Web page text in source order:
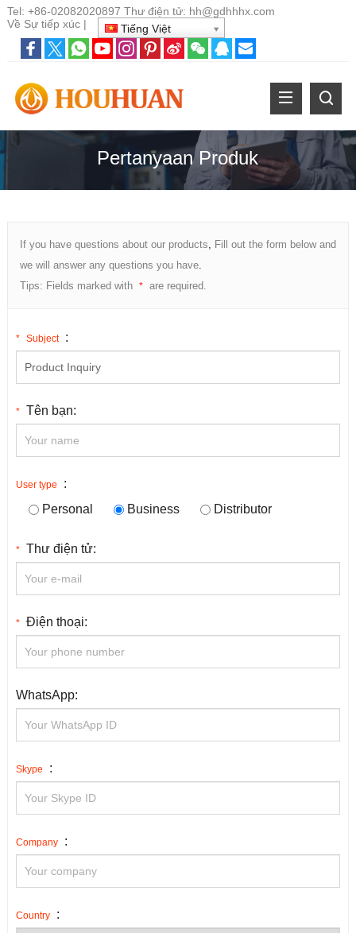
Tel: +86-02082020897 Thư điện tử: hh@gdhhhx.com
Về Sự tiếp xúc| Tiếng Việt
Pertanyaan Produk
If you have questions about our products
Fill out the form below and
we will answer any questions you have.
Tips: Fields marked with * are required.
* Subject :
* Tên bạn:
User type
:
Personal
Business Distributor
* Thư điện tử:
* Điện thoại:
WhatsApp:
Skype :
Company :
Country :